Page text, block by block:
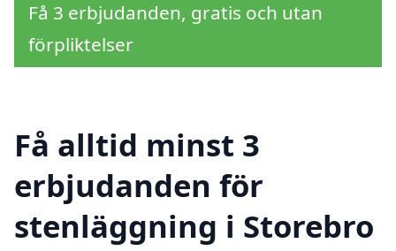
Få 3 erbjudanden, gratis och utan
förpliktelser
Få alltid minst 3
erbjudanden för
stenläggning i Storebro